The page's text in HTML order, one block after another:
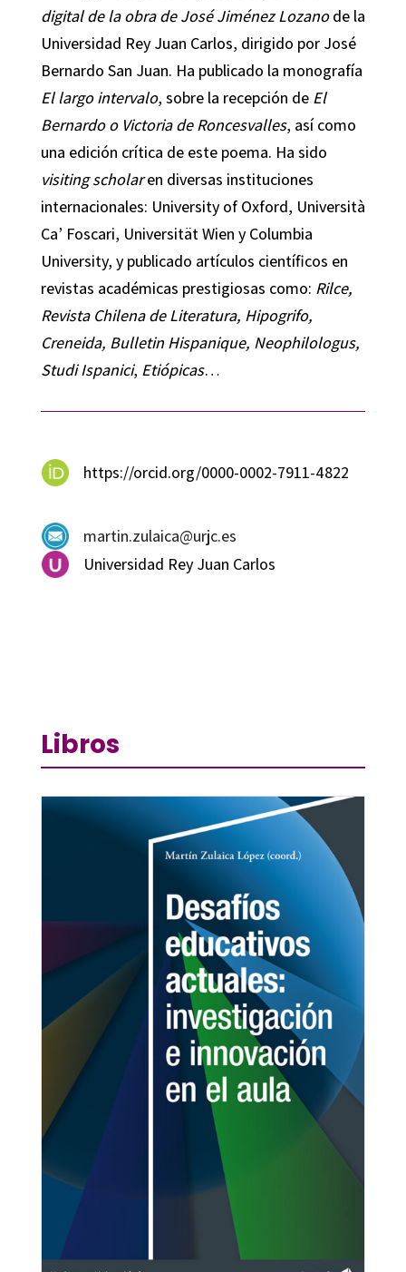
digital de la obra de José Jiménez Lozanode la
Universidad Rey Juan Carlos, dirigido por José
Bernardo San Juan. Ha publicado la monografía
El largo intervalo, sobre la recepción de El
Bernardo o Victoria de Roncesvalles, así como
una edición crítica de este poema. Ha sido
visiting scholaren diversas instituciones
internacionales: University of Oxford, Università
Ca’ Foscari, Universität Wien y Columbia
University, y publicado artículos científicos en
revistas académicas prestigiosas como: Rilce,
Revista Chilena de Literatura, Hipogrifo,
Creneida, Bulletin Hispanique, Neophilologus,
Studi Ispanici, Etiópicas…
https://orcid.org/0000-0002-7911-4822
martin.zulaica@urjc.es
Universidad Rey Juan Carlos
Libros